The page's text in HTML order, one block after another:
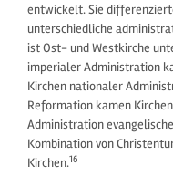
entwickelt. Sie
unterschiedliche
ist Ost- und Westkirche
imperialer Administration
Kirchen nationaler
Reformation kamen
Administration
Kombination von
Kirchen.16